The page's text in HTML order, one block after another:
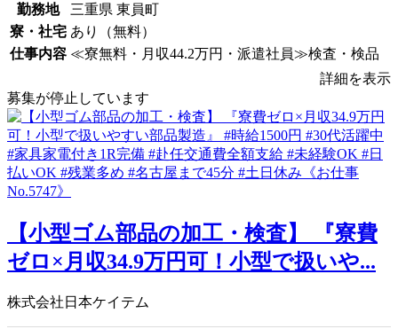
勤務地
三重県 東員町
寮・社宅 あり（無料）
仕事内容 ≪寮無料・月収44.2万円・派遣社員≫検査・検品
詳細を表示
募集が停止しています
【小型ゴム部品の加工・検査】 『寮費
ゼロ×月収34.9万円可！小型で扱いや...
株式会社日本ケイテム